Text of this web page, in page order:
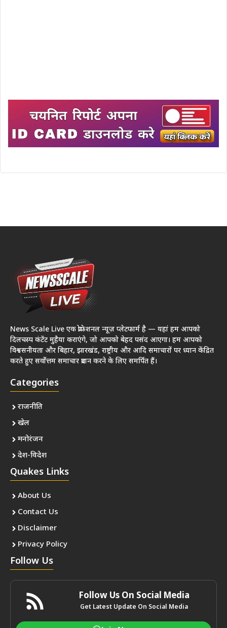
News Scale Live एक प्रोफेशनल न्यूज़ प्लेटफार्म है — यहां हम आपको
दिलचस्प कंटेंट मुहैया कराएंगे, जो आपको बेहद पसंद आएगा। हम आपको
विश्वसनीयता और बिहार, झारखंड, राष्ट्रीय और आदि समाचारों पर ध्यान केंद्रित
करते हुए सर्वोत्तम समाचार प्रदान करने के लिए समर्पित हैं।
Categories
राजनीति
खेल
मनोरंजन
देश-विदेश
Quakes Links
About Us
Contact Us
Disclaimer
Privacy Policy
Follow Us
Follow Us On Social Media
Get Latest Update On Social Media